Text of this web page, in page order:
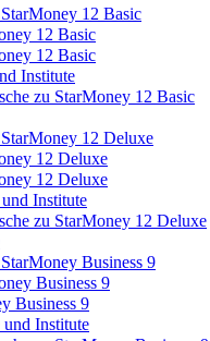
12 Basic
12 Basic
12 Basic
Institute
zu StarMoney 12 Basic
12 Deluxe
12 Deluxe
12 Deluxe
Institute
zu StarMoney 12 Deluxe
Business 9
Business 9
Business 9
Institute